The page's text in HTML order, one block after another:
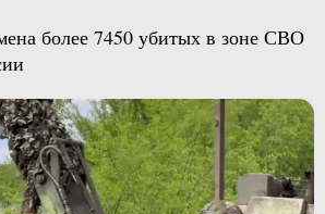
более 7450 убитых в зоне СВО